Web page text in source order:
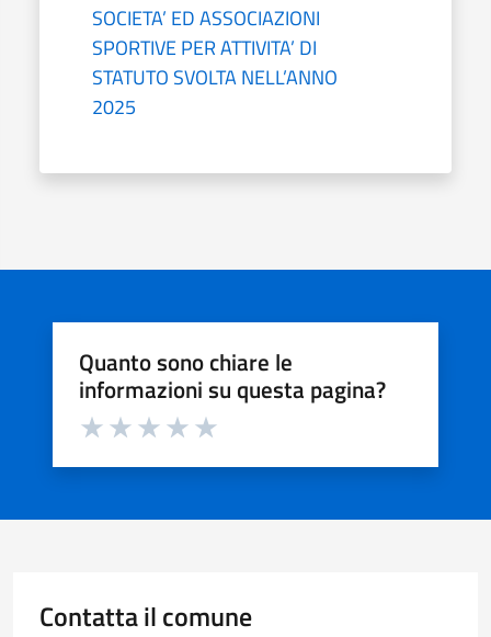
SOCIETA’ ED ASSOCIAZIONI
SPORTIVE PER ATTIVITA’ DI
STATUTO SVOLTA NELL’ANNO
2025
Quanto sono chiare le
informazioni su questa pagina?
Valuta da 1 a 5 stelle la pagina
Contatta il comune